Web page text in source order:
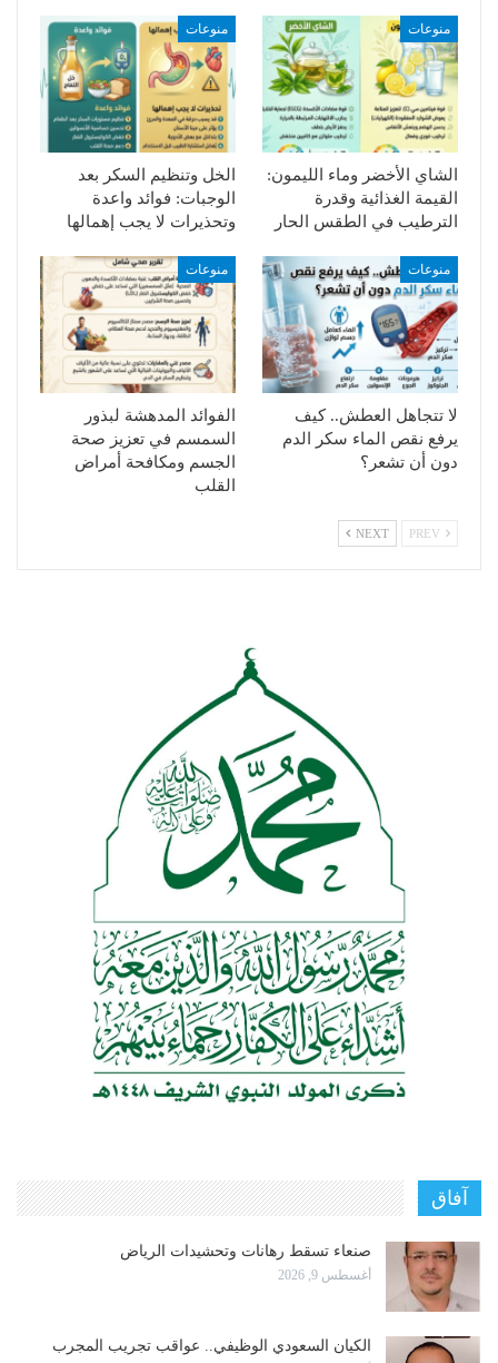
منوعات
الشاي الأخضر وماء الليمون:
القيمة الغذائية وقدرة
الترطيب في الطقس الحار
منوعات
الخل وتنظيم السكر بعد
الوجبات: فوائد واعدة
وتحذيرات لا يجب إهمالها
منوعات
لا تتجاهل العطش.. كيف
يرفع نقص الماء سكر الدم
دون أن تشعر؟
منوعات
الفوائد المدهشة لبذور
السمسم في تعزيز صحة
الجسم ومكافحة أمراض
القلب
NEXT
آفاق
صنعاء تسقط رهانات وتحشيدات الرياض
أغسطس 9, 2026
الكيان السعودي الوظيفي.. عواقب تجريب المجرب